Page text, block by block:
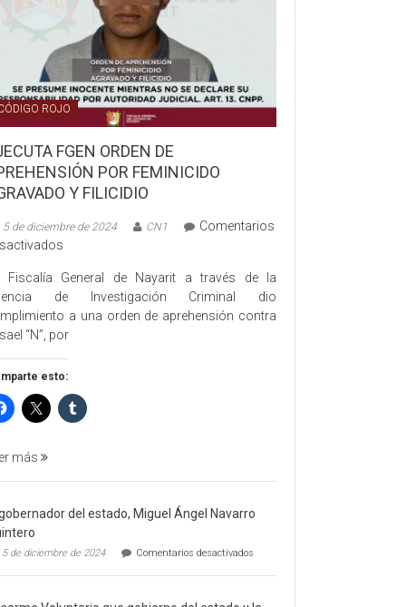
ROJO
FGEN ORDEN DE
POR FEMINICIDO
Y FILICIDIO
5 de diciembre de 2024 CN1
Comentarios
FGEN
ORDEN
DE
APREHENSIÓN
POR
FEMINICIDO
AGRAVADO
Y
Fiscalía General de Nayarit a través de la
de Investigación Criminal dio
a una orden de aprehensión contra
“N”, por
esto:
más
del estado, Miguel Ángel Navarro
5 de diciembre de 2024 Comentarios desactivados
gobernador